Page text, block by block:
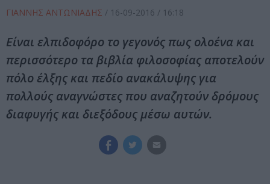
ΓΙΑΝΝΗΣ ΑΝΤΩΝΙΑΔΗΣ / 16-09-2016 / 16:18
Είναι ελπιδοφόρο το γεγονός πως ολοένα και
περισσότερο τα βιβλία φιλοσοφίας αποτελούν
πόλο έλξης και πεδίο ανακάλυψης για
πολλούς αναγνώστες που αναζητούν δρόμους
διαφυγής και διεξόδους μέσω αυτών.